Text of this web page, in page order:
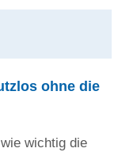
ohne die
wichtig die